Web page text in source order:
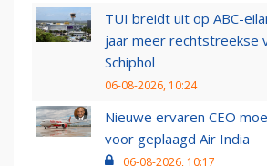
TUI breidt uit op ABC-
jaar meer rechtstreekse
Schiphol
06-08-2026, 10:24
Nieuwe ervaren CEO
voor geplaagd Air India
06-08-2026, 10:17